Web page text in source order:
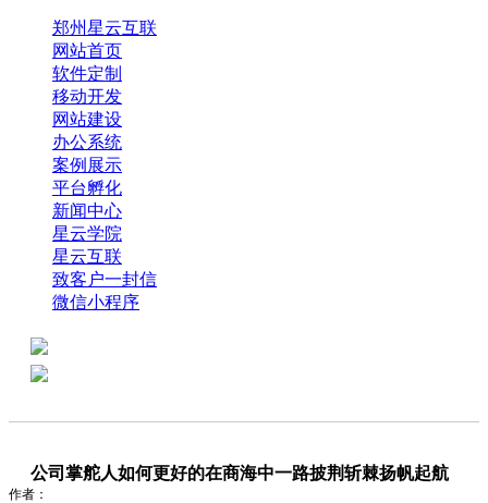
郑州星云互联
网站首页
软件定制
移动开发
网站建设
办公系统
案例展示
平台孵化
新闻中心
星云学院
星云互联
致客户一封信
微信小程序
公司掌舵人如何更好的在商海中一路披荆斩棘扬帆起航
作者：